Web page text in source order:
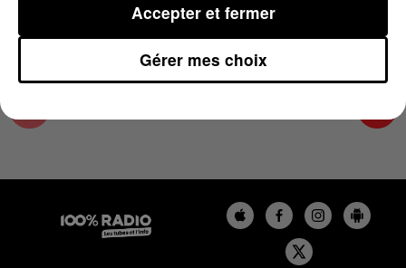
Gérer mes choix
Accepter et fermer